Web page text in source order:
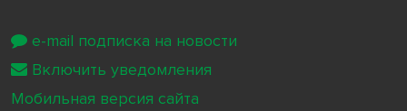
e-mail подписка на новости
Включить уведомления
Мобильная версия сайта